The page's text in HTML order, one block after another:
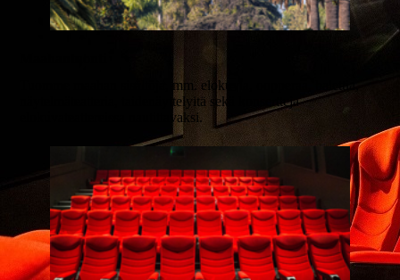
Tuomme maahan sisältöjä, mm. elokuvia, oopperaa, balettia,
näytelmäteatteria, taidenäyttelyitä sekä konsertteja
elokuvateattereissa nautittavaksi.